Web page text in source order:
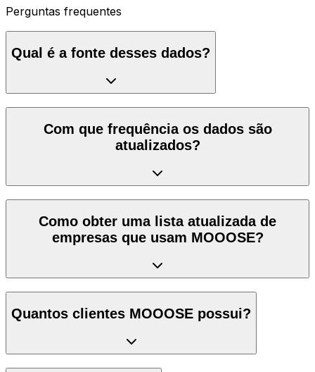
Perguntas frequentes
Qual é a fonte desses dados?
Com que frequência os dados são
atualizados?
Como obter uma lista atualizada de
empresas que usam MOOOSE?
Quantos clientes MOOOSE possui?